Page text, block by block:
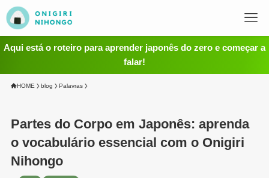
Aqui está o roteiro para aprender japonês do zero e começar a
falar!
HOME blog Palavras
Partes do Corpo em Japonês: aprenda
o vocabulário essencial com o Onigiri
Nihongo